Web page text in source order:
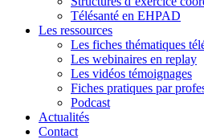
Télésanté en EHPAD
Les ressources
Les fiches thématiques
Les webinaires en replay
Les vidéos témoignages
Fiches pratiques par
Podcast
Actualités
Contact